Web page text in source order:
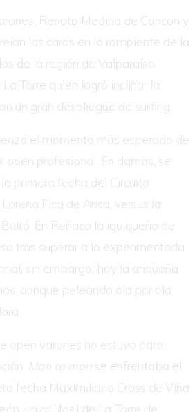
Renato Medina de Concon y
las caras en la rompiente de la
de la región de Valparaíso,
Torre quien logró inclinar la
un gran despliegue de surfing.
el momento más esperado de
open profesional. En damas, se
primera fecha del Circuito
Fica de Arica, versus la
En Reñaca la iquiqueña de
tras superar a la experimentada
sin embargo, hoy la ariqueña
aunque peleando ola por ola
open varones no estuvo para
Man to man se enfrentaba el
fecha Maximiliano Cross de Viña
junior Noel de La Torre de